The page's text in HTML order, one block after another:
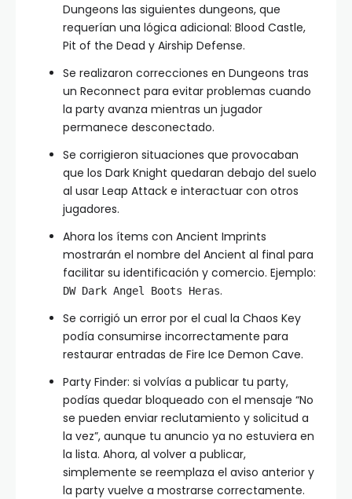
Dungeons las siguientes dungeons, que
requerían una lógica adicional: Blood Castle,
Pit of the Dead y Airship Defense.
Se realizaron correcciones en Dungeons tras
un Reconnect para evitar problemas cuando
la party avanza mientras un jugador
permanece desconectado.
Se corrigieron situaciones que provocaban
que los Dark Knight quedaran debajo del suelo
al usar Leap Attack e interactuar con otros
jugadores.
Ahora los ítems con Ancient Imprints
mostrarán el nombre del Ancient al final para
facilitar su identificación y comercio. Ejemplo:
DW Dark Angel Boots Heras.
Se corrigió un error por el cual la Chaos Key
podía consumirse incorrectamente para
restaurar entradas de Fire Ice Demon Cave.
Party Finder: si volvías a publicar tu party,
podías quedar bloqueado con el mensaje “No
se pueden enviar reclutamiento y solicitud a
la vez”, aunque tu anuncio ya no estuviera en
la lista. Ahora, al volver a publicar,
simplemente se reemplaza el aviso anterior y
la party vuelve a mostrarse correctamente.